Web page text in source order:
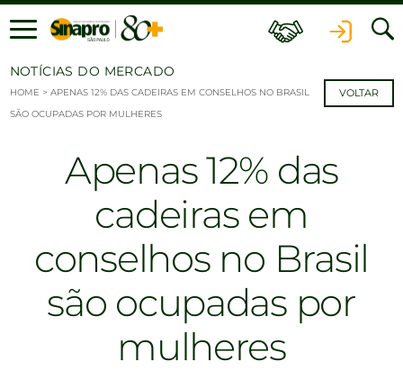
Ir para o conteúdo
NOTÍCIAS DO MERCADO
HOME > APENAS 12% DAS CADEIRAS EM CONSELHOS NO BRASIL
SÃO OCUPADAS POR MULHERES
VOLTAR
Apenas 12% das
cadeiras em
conselhos no Brasil
são ocupadas por
mulheres